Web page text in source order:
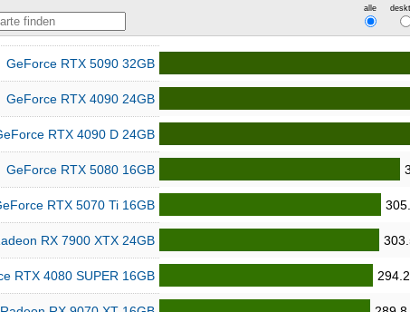
alle
GeForce RTX 5090 32GB
GeForce RTX 4090 24GB
RTX 4090 D 24GB
GeForce RTX 5080 16GB
RTX 5070 Ti 16GB
RX 7900 XTX 24GB
RTX 4080 SUPER 16GB 294.2